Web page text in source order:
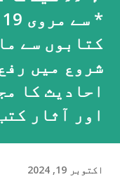
کتابوں سے
شروع میں
احادیث کا
اور آثار
اکتوبر 19, 2024